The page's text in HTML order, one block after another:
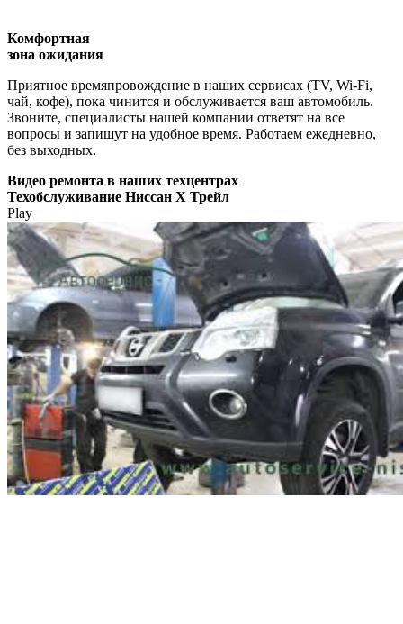
Комфортная
зона ожидания
Приятное времяпровождение в наших сервисах (TV, Wi-Fi,
чай, кофе), пока чинится и обслуживается ваш автомобиль.
Звоните, специалисты нашей компании ответят на все
вопросы и запишут на удобное время. Работаем ежедневно,
без выходных.
Видео ремонта в наших техцентрах
Техобслуживание Ниссан Х Трейл
Play